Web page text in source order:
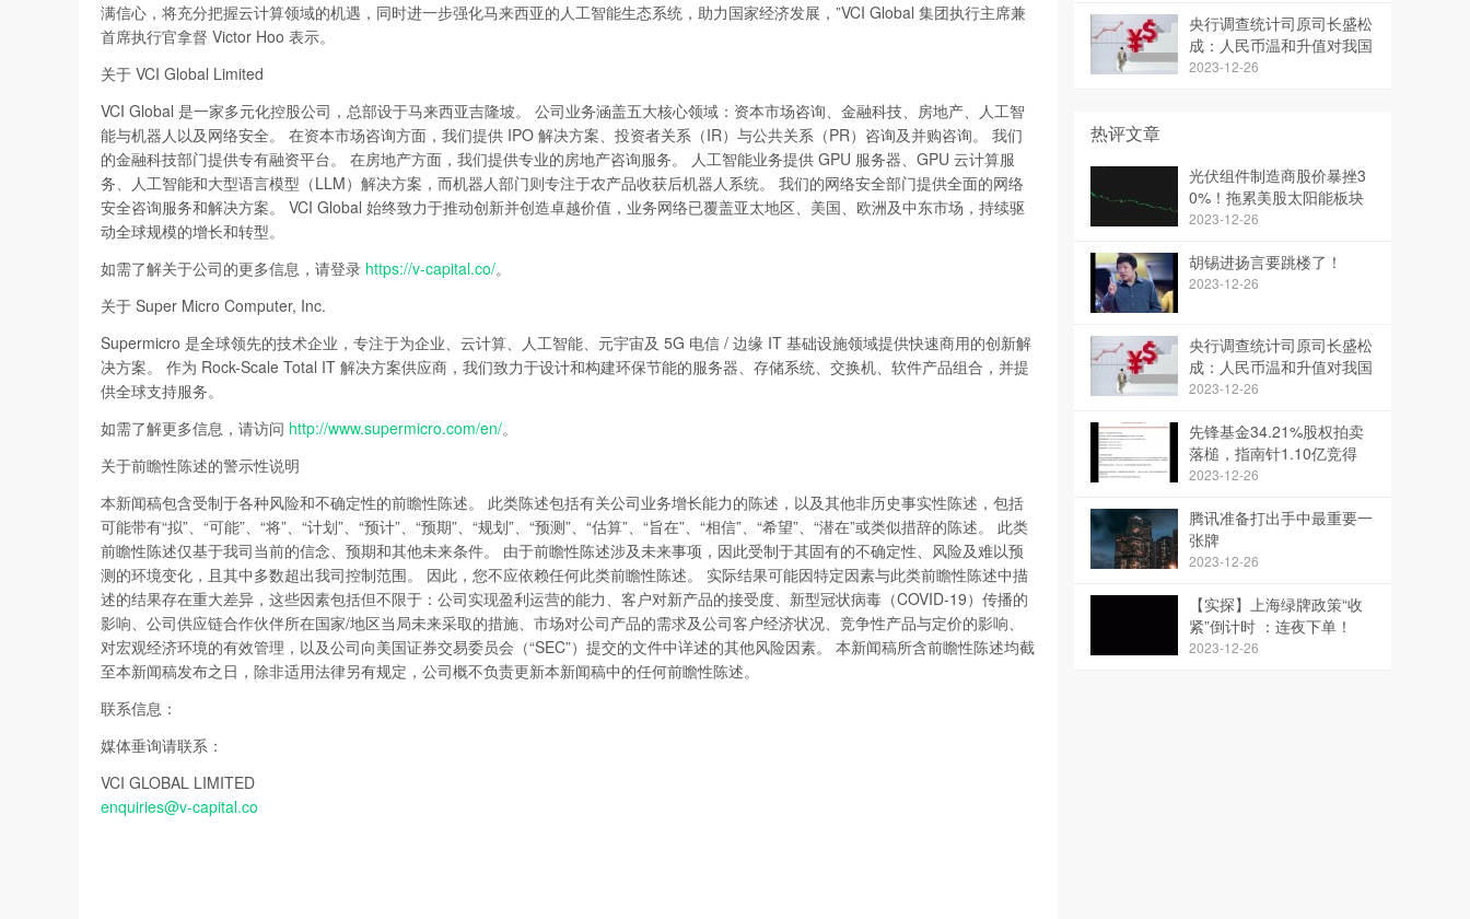
满信心，将充分把握云计算领域的机遇，同时进一步强化马来西亚的人工智能生态系统，助力国家经济发展，”VCI Global 集团执行主席兼
首席执行官拿督 Victor Hoo 表示。
关于 VCI Global Limited
VCI Global 是一家多元化控股公司，总部设于马来西亚吉隆坡。 公司业务涵盖五大核心领域：资本市场咨询、金融科技、房地产、人工智
能与机器人以及网络安全。 在资本市场咨询方面，我们提供 IPO 解决方案、投资者关系（IR）与公共关系（PR）咨询及并购咨询。 我们
的金融科技部门提供专有融资平台。 在房地产方面，我们提供专业的房地产咨询服务。 人工智能业务提供 GPU 服务器、GPU 云计算服
务、人工智能和大型语言模型（LLM）解决方案，而机器人部门则专注于农产品收获后机器人系统。 我们的网络安全部门提供全面的网络
安全咨询服务和解决方案。 VCI Global 始终致力于推动创新并创造卓越价值，业务网络已覆盖亚太地区、美国、欧洲及中东市场，持续驱
动全球规模的增长和转型。
如需了解关于公司的更多信息，请登录 https://v-capital.co/。
关于 Super Micro Computer, Inc.
Supermicro 是全球领先的技术企业，专注于为企业、云计算、人工智能、元宇宙及 5G 电信 / 边缘 IT 基础设施领域提供快速商用的创新解
决方案。 作为 Rock-Scale Total IT 解决方案供应商，我们致力于设计和构建环保节能的服务器、存储系统、交换机、软件产品组合，并提
供全球支持服务。
如需了解更多信息，请访问 http://www.supermicro.com/en/。
关于前瞻性陈述的警示性说明
本新闻稿包含受制于各种风险和不确定性的前瞻性陈述。 此类陈述包括有关公司业务增长能力的陈述，以及其他非历史事实性陈述，包括
可能带有“拟”、“可能”、“将”、“计划”、“预计”、“预期”、“规划”、“预测”、“估算”、“旨在”、“相信”、“希望”、“潜在”或类似措辞的陈述。 此类
前瞻性陈述仅基于我司当前的信念、预期和其他未来条件。 由于前瞻性陈述涉及未来事项，因此受制于其固有的不确定性、风险及难以预
测的环境变化，且其中多数超出我司控制范围。 因此，您不应依赖任何此类前瞻性陈述。 实际结果可能因特定因素与此类前瞻性陈述中描
述的结果存在重大差异，这些因素包括但不限于：公司实现盈利运营的能力、客户对新产品的接受度、新型冠状病毒（COVID-19）传播的
影响、公司供应链合作伙伴所在国家/地区当局未来采取的措施、市场对公司产品的需求及公司客户经济状况、竞争性产品与定价的影响、
对宏观经济环境的有效管理，以及公司向美国证券交易委员会（“SEC”）提交的文件中详述的其他风险因素。 本新闻稿所含前瞻性陈述均截
至本新闻稿发布之日，除非适用法律另有规定，公司概不负责更新本新闻稿中的任何前瞻性陈述。
联系信息：
媒体垂询请联系：
VCI GLOBAL LIMITED
enquiries@v-capital.co
央行调查统计司原司长盛松
成：人民币温和升值对我国
经济影响积极
2023-12-26
热评文章
光伏组件制造商股价暴挫3
0%！拖累美股太阳能板块
集体大跌
2023-12-26
胡锡进扬言要跳楼了！
2023-12-26
央行调查统计司原司长盛松
成：人民币温和升值对我国
经济影响积极
2023-12-26
先锋基金34.21%股权拍卖
落槌，指南针1.10亿竞得
2023-12-26
腾讯准备打出手中最重要一
张牌
2023-12-26
【实探】上海绿牌政策“收
紧”倒计时 ：连夜下单！
2023-12-26